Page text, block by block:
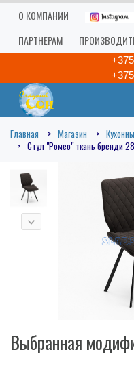
О КОМПАНИИ
ПАРТНЕРАМ
Главная Магазин
Стул "Ромео" ткань бренди
Выбранная